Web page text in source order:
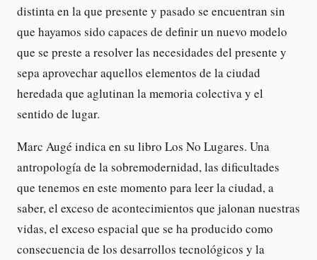
distinta en la que presente y pasado se encuentran sin
que hayamos sido capaces de definir un nuevo modelo
que se preste a resolver las necesidades del presente y
sepa aprovechar aquellos elementos de la ciudad
heredada que aglutinan la memoria colectiva y el
sentido de lugar.
Marc Augé indica en su libro Los No Lugares. Una
antropología de la sobremodernidad, las dificultades
que tenemos en este momento para leer la ciudad, a
saber, el exceso de acontecimientos que jalonan nuestras
vidas, el exceso espacial que se ha producido como
consecuencia de los desarrollos tecnológicos y la